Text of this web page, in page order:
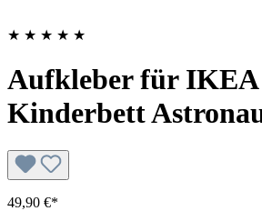
★ ★ ★ ★ ★
Aufkleber für
Kinderbett
49,90 €*